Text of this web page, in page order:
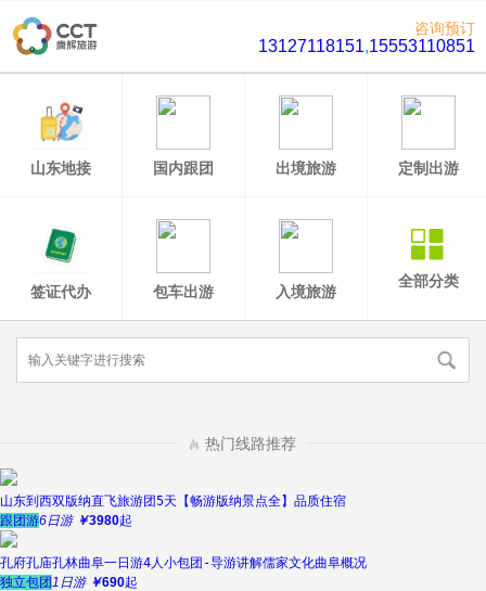
咨询预订
13127118151,15553110851
山东地接 国内跟团 出境旅游 定制出游
签证代办 包车出游 入境旅游
全部分类
热门线路推荐
山东到西双版纳直飞旅游团5天【畅游版纳景点全】品质住宿
跟团游6日游 ￥3980起
孔府孔庙孔林曲阜一日游4人小包团-导游讲解儒家文化曲阜概况
独立包团1日游 ￥690起